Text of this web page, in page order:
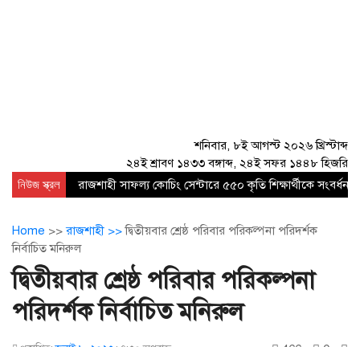
শনিবার, ৮ই আগস্ট ২০২৬ খ্রিস্টাব্দ
২৪ই শ্রাবণ ১৪৩৩ বঙ্গাব্দ, ২৪ই সফর ১৪৪৮ হিজরি
নিউজ স্ক্রল রাজশাহী সাফল্য কোচিং সেন্টারে ৫৫০ কৃতি শিক্ষার্থীকে সংবর্ধনা
Home >>রাজশাহী >>দ্বিতীয়বার শ্রেষ্ঠ পরিবার পরিকল্পনা পরিদর্শক
নির্বাচিত মনিরুল
দ্বিতীয়বার শ্রেষ্ঠ পরিবার পরিকল্পনা
পরিদর্শক নির্বাচিত মনিরুল